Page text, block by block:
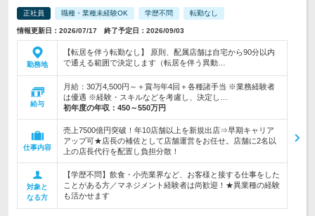
正社員 職種・業種未経験OK 学歴不問 転勤なし
情報更新日：2026/07/17 終了予定日：2026/09/03
勤務地
【転居を伴う転勤なし】 原則、配属店舗は自宅から90分以内
で通える範囲で決定します（転居を伴う異動…
給与
月給：30万4,500円～＋賞与年4回＋各種諸手当 ※業務経験者
は優遇 ※経験・スキルなどを考慮し、決定し…
初年度の年収： 450～550万円
仕事内容
売上7500億円突破！年10店舗以上を新規出店⇒早期キャリア
アップ可★店長の補佐として店舗運営をお任せ。店舗に2名以
上の店長代行を配置し負担分散！
対象と
なる方
【学歴不問】飲食・小売業界など、お客様と接する仕事をした
ことがある方／マネジメント経験者は尚歓迎！★異業種の経験
も活かせます